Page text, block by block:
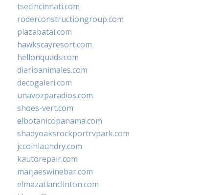
tsecincinnati.com
roderconstructiongroup.com
plazabatai.com
hawkscayresort.com
hellonquads.com
diarioanimales.com
decogaleri.com
unavozparadios.com
shoes-vert.com
elbotanicopanama.com
shadyoaksrockportrvpark.com
jccoinlaundry.com
kautorepair.com
marjaeswinebar.com
elmazatlanclinton.com